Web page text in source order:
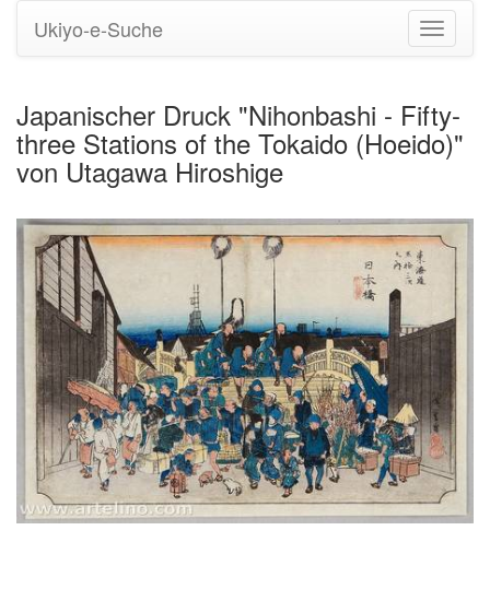
Ukiyo-e-Suche
Japanischer Druck "Nihonbashi - Fifty-
three Stations of the Tokaido (Hoeido)"
von Utagawa Hiroshige